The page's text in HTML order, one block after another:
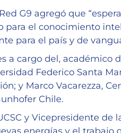
G9 agregó que
para el conocimiento
para el país y de
a cargo del, académico
Federico Santa
y Marco Vacarezza,
Chile.
y Vicepresidente de